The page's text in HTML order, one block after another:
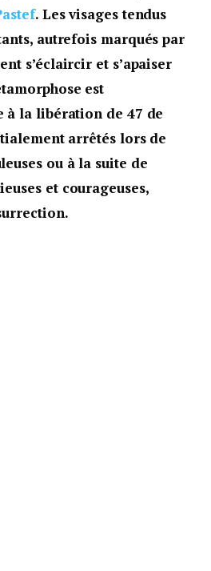
. Les visages tendus
autrefois marqués par
s’éclaircir et s’apaiser
est
à la libération de 47 de
arrêtés lors de
ou à la suite de
et courageuses,